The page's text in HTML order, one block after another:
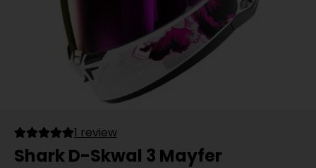
1 review
Shark D-Skwal 3 Mayfer